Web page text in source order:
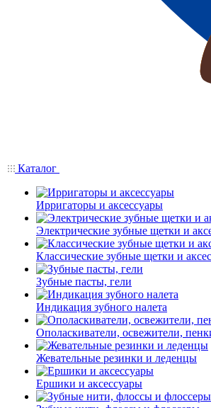
Каталог
Ирригаторы и аксессуары
Электрические зубные щетки и
Классические зубные щетки и
Зубные пасты, гели
Индикация зубного налета
Ополаскиватели, освежители,
Жевательные резинки и леденцы
Ершики и аксессуары